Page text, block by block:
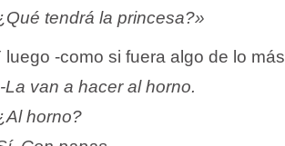
tendrá la princesa?»
luego -como si fuera algo de lo
La van a hacer al horno.
horno?